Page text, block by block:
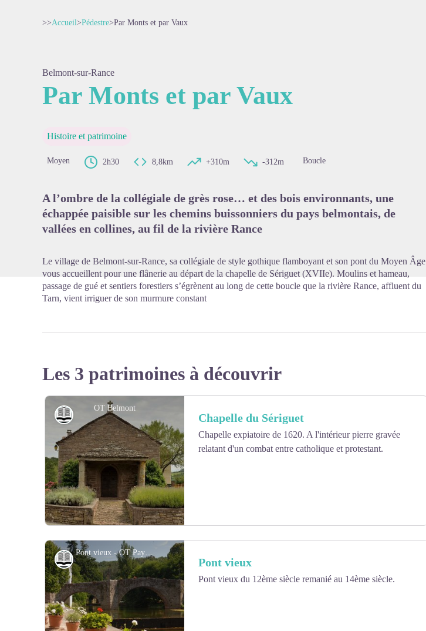
>>Accueil>Pédestre>Par Monts et par Vaux
Belmont-sur-Rance
Par Monts et par Vaux
Histoire et patrimoine
Moyen 2h30 8,8km +310m -312m Boucle
A l’ombre de la collégiale de grès rose… et des bois environnants, une
échappée paisible sur les chemins buissonniers du pays belmontais, de
vallées en collines, au fil de la rivière Rance
Le village de Belmont-sur-Rance, sa collégiale de style gothique flamboyant et son pont du Moyen Âge
vous accueillent pour une flânerie au départ de la chapelle de Sériguet (XVIIe). Moulins et hameau,
passage de gué et sentiers forestiers s’égrènent au long de cette boucle que la rivière Rance, affluent du
Tarn, vient irriguer de son murmure constant
Les 3 patrimoines à découvrir
OT Belmont
Voir l'image en plein écran
Histoire et patrimoine Chapelle du Sériguet
Chapelle expiatoire de 1620. A l'intérieur pierre gravée
relatant d'un combat entre catholique et protestant.
Pont vieux - OT Pays Belmontais
Histoire et patrimoine Pont vieux
Pont vieux du 12ème siècle remanié au 14ème siècle.